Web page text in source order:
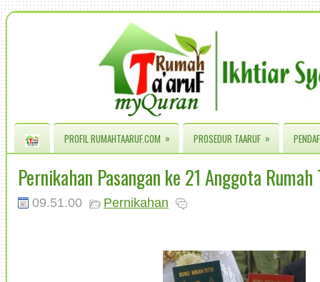
PROFIL RUMAHTAARUF.COM » PROSEDUR TAARUF »
Pernikahan Pasangan ke 21 Anggota
09.51.00 Pernikahan